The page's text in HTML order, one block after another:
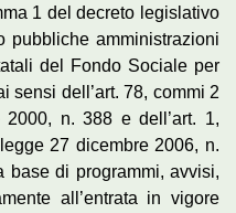
1 del decreto legislativo
pubbliche amministrazioni
del Fondo Sociale per
sensi dell’art. 78, commi 2
n. 388 e dell’art. 1,
27 dicembre 2006, n.
base di programmi, avvisi,
all’entrata in vigore